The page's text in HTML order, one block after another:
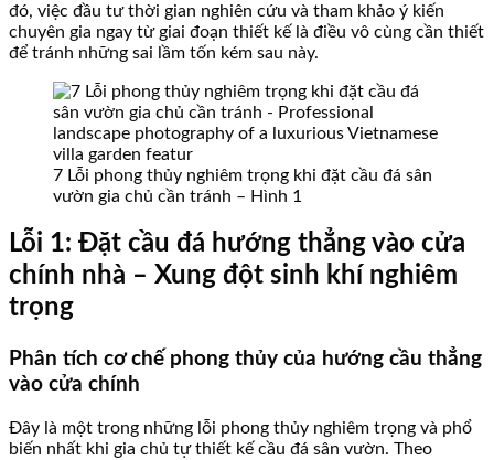
đó, việc đầu tư thời gian nghiên cứu và tham khảo ý kiến
chuyên gia ngay từ giai đoạn thiết kế là điều vô cùng cần thiết
để tránh những sai lầm tốn kém sau này.
7 Lỗi phong thủy nghiêm trọng khi đặt cầu đá sân
vườn gia chủ cần tránh – Hình 1
Lỗi 1: Đặt cầu đá hướng thẳng vào cửa
chính nhà – Xung đột sinh khí nghiêm
trọng
Phân tích cơ chế phong thủy của hướng cầu thẳng
vào cửa chính
Đây là một trong những lỗi phong thủy nghiêm trọng và phổ
biến nhất khi gia chủ tự thiết kế cầu đá sân vườn. Theo